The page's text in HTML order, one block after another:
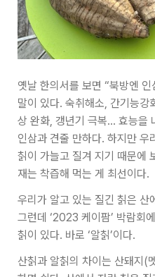
옛날 한의서를 보면 “북방엔
말이 있다. 숙취해소, 간기능강
상 완화, 갱년기 극복… 효능을
인삼과 견줄 만하다. 하지만 우
칡이 가늘고 질겨 지기 때문에
재는 착즙해 먹는 게 최선이다.
우리가 알고 있는 질긴 칡은 산
그런데 ‘2023 케이팜’ 박람회
칡이 있다. 바로 ‘알칡’이다.
산칡과 알칡의 차이는 산돼지(